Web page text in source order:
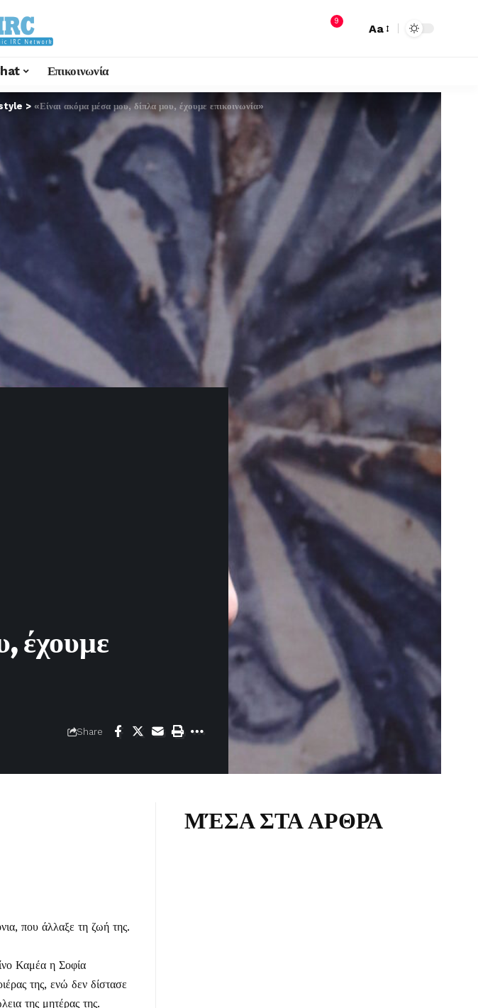
9
Aa
Επικοινωνία
> «Είναι ακόμα μέσα μου, δίπλα μου, έχουμε επικοινωνία»
έχουμε
Share
που άλλαξε τη ζωή της.
Καμέα η Σοφία
της, ενώ δεν δίστασε
της μητέρας της.
ΜΈΣΑ ΣΤΑ ΑΡΘΡΑ